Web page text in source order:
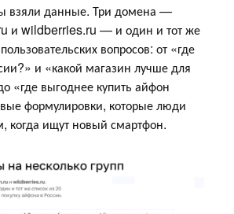
взяли данные. Три домена —
и wildberries.ru — и один и тот же
вопросов: от «где
и «какой магазин лучше для
«где выгоднее купить айфон
формулировки, которые люди
когда ищут новый смартфон.